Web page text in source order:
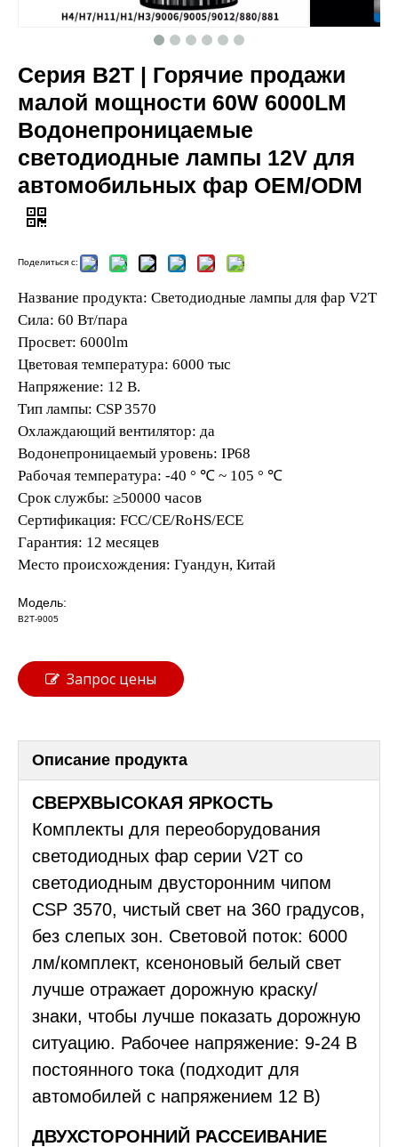
Серия В2Т | Горячие продажи
малой мощности 60W 6000LM
Водонепроницаемые
светодиодные лампы 12V для
автомобильных фар OEM/ODM
Поделиться с:
Название продукта: Светодиодные лампы для фар V2T
Сила: 60 ​​Вт/пара
Просвет: 6000lm
Цветовая температура: 6000 тыс
Напряжение: 12 В.
Тип лампы: CSP 3570
Охлаждающий вентилятор: да
Водонепроницаемый уровень: IP68
Рабочая температура: -40 ° ℃ ~ 105 ° ℃
Срок службы: ≥50000 часов
Сертификация: FCC/CE/RoHS/ECE
Гарантия: 12 месяцев
Место происхождения: Гуандун, Китай
Модель:
В2Т-9005
Запрос цены
Описание продукта
СВЕРХВЫСОКАЯ ЯРКОСТЬ
Комплекты для переоборудования
светодиодных фар серии V2T со
светодиодным двусторонним чипом
CSP 3570, чистый свет на 360 градусов,
без слепых зон. Световой поток: 6000
лм/комплект, ксеноновый белый свет
лучше отражает дорожную краску/
знаки, чтобы лучше показать дорожную
ситуацию. Рабочее напряжение: 9-24 В
постоянного тока (подходит для
автомобилей с напряжением 12 В)
ДВУХСТОРОННИЙ РАССЕИВАНИЕ